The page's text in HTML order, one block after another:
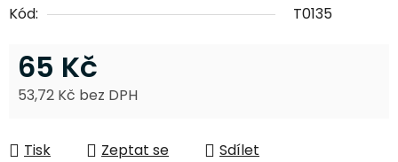
Kód:
T0135
65 Kč
53,72 Kč bez DPH
Tisk
Zeptat se Sdílet